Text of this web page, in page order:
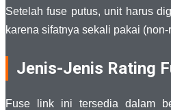
Setelah fuse putus, unit harus
karena sifatnya sekali pakai (non-
Jenis-Jenis Rating
Fuse link ini tersedia dalam